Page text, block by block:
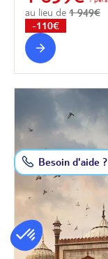
au lieu de 1 949€
-110€
Besoin d'aide ?